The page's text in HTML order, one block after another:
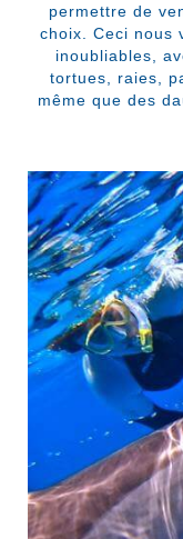
permettre de
choix. Ceci nous
inoubliables,
tortues, raies,
même que des